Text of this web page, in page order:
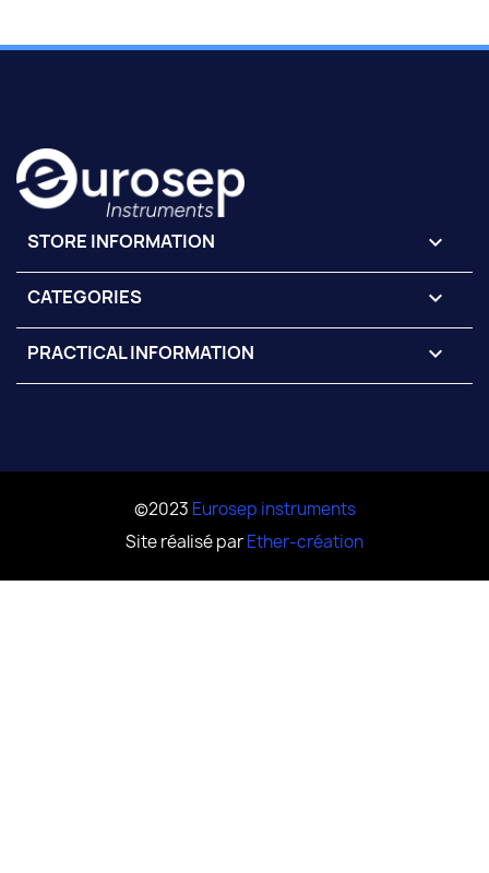
STORE INFORMATION keyboard_arrow_down
CATEGORIES 
PRACTICAL INFORMATION 
©2023 Eurosep instruments
Site réalisé parEther-création